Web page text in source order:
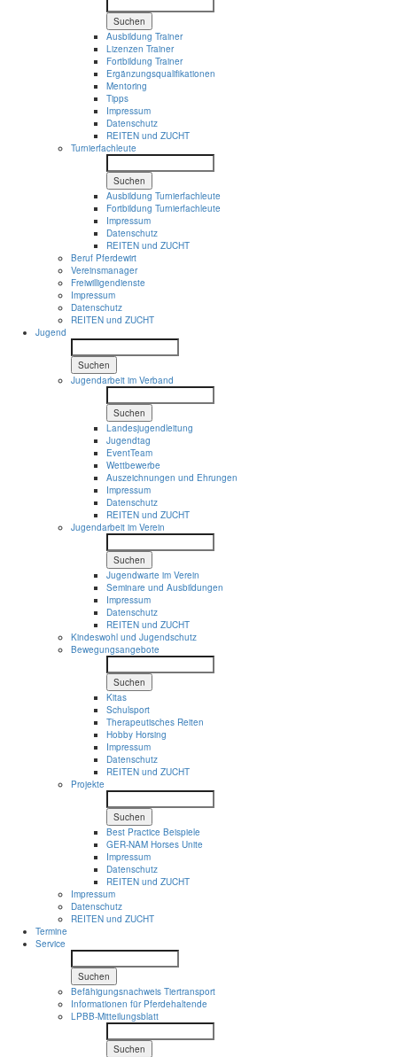
Suchen
Ausbildung Trainer
Lizenzen Trainer
Fortbildung Trainer
Ergänzungsqualifikationen
Mentoring
Tipps
Impressum
Datenschutz
REITEN und ZUCHT
Turnierfachleute
Suchen
Ausbildung Turnierfachleute
Fortbildung Turnierfachleute
Impressum
Datenschutz
REITEN und ZUCHT
Beruf Pferdewirt
Vereinsmanager
Freiwilligendienste
Impressum
Datenschutz
REITEN und ZUCHT
Jugend
Suchen
Jugendarbeit im Verband
Suchen
Landesjugendleitung
Jugendtag
EventTeam
Wettbewerbe
Auszeichnungen und Ehrungen
Impressum
Datenschutz
REITEN und ZUCHT
Jugendarbeit im Verein
Suchen
Jugendwarte im Verein
Seminare und Ausbildungen
Impressum
Datenschutz
REITEN und ZUCHT
Kindeswohl und Jugendschutz
Bewegungsangebote
Suchen
Kitas
Schulsport
Therapeutisches Reiten
Hobby Horsing
Impressum
Datenschutz
REITEN und ZUCHT
Projekte
Suchen
Best Practice Beispiele
GER-NAM Horses Unite
Impressum
Datenschutz
REITEN und ZUCHT
Impressum
Datenschutz
REITEN und ZUCHT
Termine
Service
Suchen
Befähigungsnachweis Tiertransport
Informationen für Pferdehaltende
LPBB-Mitteilungsblatt
Suchen